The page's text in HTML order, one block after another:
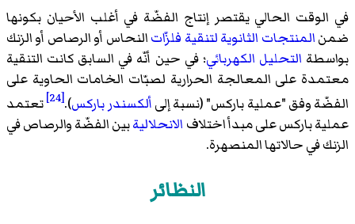
في الوقت الحالي يقتصر إنتاج الفضّة في أغلب الأحيان بكونها
ضمنالمنتجات الثانويةلتنقية فلزّاتالنحاس أو الرصاص أو الزنك
بواسطة التحليل الكهربائي؛ في حين أنّه في السابق كانت التنقية
معتمدة على المعالجة الحرارية لصبّات الخامات الحاوية على
الفضّة وفق "عملية باركس" (نسبة إلىألكسندر باركس).
[24]
تعتمد
عملية باركس على مبدأ اختلاف الانحلاليةبين الفضّة والرصاص في
الزنك في حالاتها المنصهرة.
النظائر